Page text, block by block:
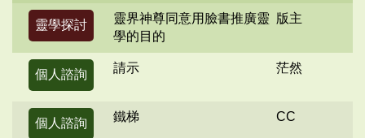
靈學探討
靈界神尊同意用臉書推廣靈
學的目的
版主
個人諮詢 請示 茫然
個人諮詢 鐵梯 CC